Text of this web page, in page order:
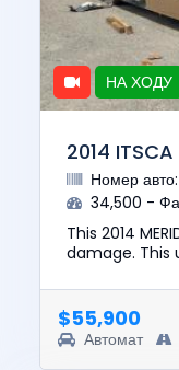
НА ХОДУ
2014 ITSCA
Номер
34,500 -
This 2014
damage. This
was $135,858.
$55,900
Автомат